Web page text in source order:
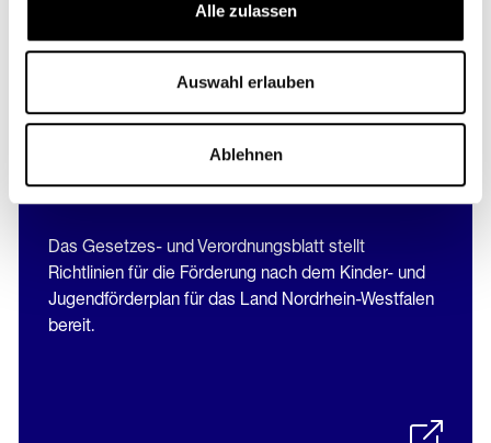
Alle zulassen
Auswahl erlauben
Ablehnen
Dokumente
Richtlinien für die Förderung nach
dem Kinder- und
Das Gesetzes- und Verordnungsblatt stellt
Richtlinien für die Förderung nach dem Kinder- und
Jugendförderplan für das Land Nordrhein-Westfalen
bereit.